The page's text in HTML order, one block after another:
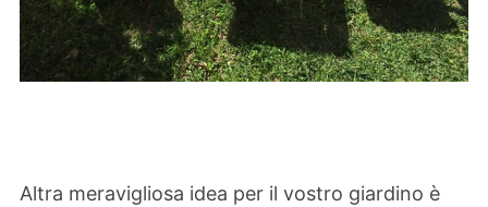
Altra meravigliosa idea per il vostro giardino è